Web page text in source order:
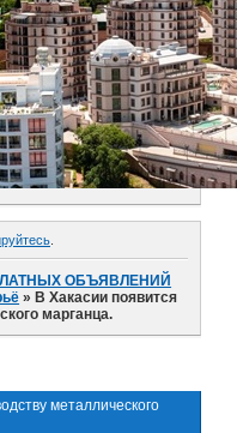
ОБЪЯВЛЕНИЙ
»В Хакасии появится
марганца.
металлического